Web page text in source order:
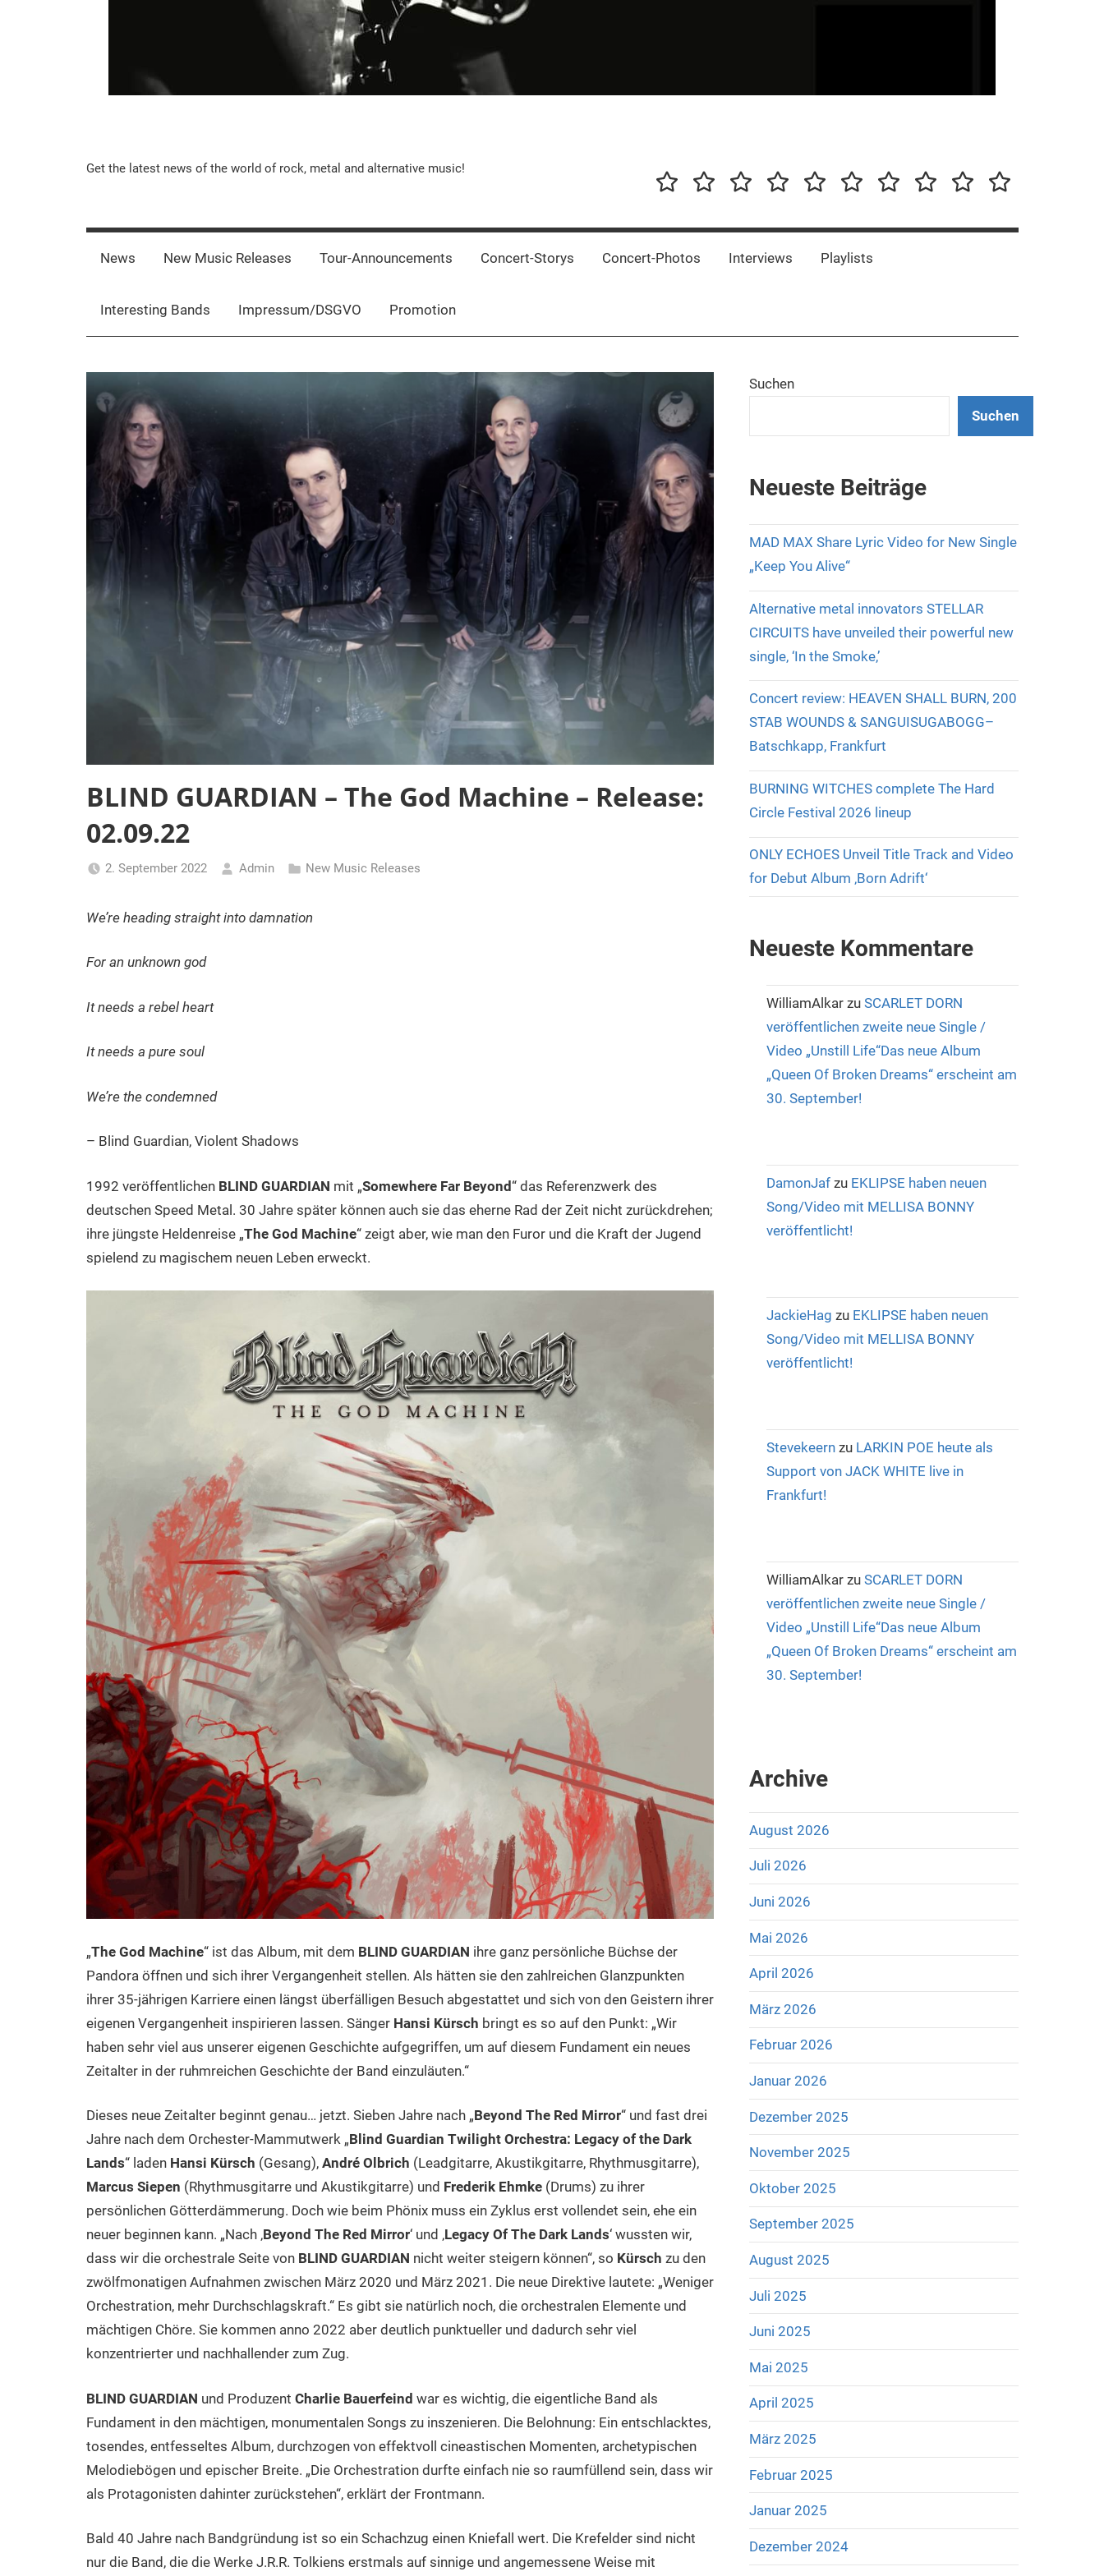
Music-
Rebels.Com
Get the latest news of the world of rock, metal and alternative music!
News
New
Releases
Tour-
Concert-Concert-InterviewsPlaylistsInterestingImpressum/DSGVO
Promotion
News New Music Releases Tour-Announcements Concert-Storys Concert-Photos Interviews Playlists
Interesting Bands Impressum/DSGVO Promotion
BLIND GUARDIAN – The God Machine – Release:
02.09.22
2. September 2022 Admin New Music Releases
We’re heading straight into damnation
For an unknown god
It needs a rebel heart
It needs a pure soul
We’re the condemned
– Blind Guardian, Violent Shadows
1992 veröffentlichen BLIND GUARDIAN mit „Somewhere Far Beyond“ das Referenzwerk des
deutschen Speed Metal. 30 Jahre später können auch sie das eherne Rad der Zeit nicht zurückdrehen;
ihre jüngste Heldenreise „The God Machine“ zeigt aber, wie man den Furor und die Kraft der Jugend
spielend zu magischem neuen Leben erweckt.
„The God Machine“ ist das Album, mit dem BLIND GUARDIAN ihre ganz persönliche Büchse der
Pandora öffnen und sich ihrer Vergangenheit stellen. Als hätten sie den zahlreichen Glanzpunkten
ihrer 35-jährigen Karriere einen längst überfälligen Besuch abgestattet und sich von den Geistern ihrer
eigenen Vergangenheit inspirieren lassen. Sänger Hansi Kürsch bringt es so auf den Punkt: „Wir
haben sehr viel aus unserer eigenen Geschichte aufgegriffen, um auf diesem Fundament ein neues
Zeitalter in der ruhmreichen Geschichte der Band einzuläuten.“
Dieses neue Zeitalter beginnt genau… jetzt. Sieben Jahre nach „Beyond The Red Mirror“ und fast drei
Jahre nach dem Orchester-Mammutwerk „Blind Guardian Twilight Orchestra: Legacy of the Dark
Lands“ laden Hansi Kürsch (Gesang), André Olbrich (Leadgitarre, Akustikgitarre, Rhythmusgitarre),
Marcus Siepen (Rhythmusgitarre und Akustikgitarre) und Frederik Ehmke(Drums) zu ihrer
persönlichen Götterdämmerung. Doch wie beim Phönix muss ein Zyklus erst vollendet sein, ehe ein
neuer beginnen kann. „Nach ‚Beyond The Red Mirror‘ und ‚Legacy Of The Dark Lands‘ wussten wir,
dass wir die orchestrale Seite von BLIND GUARDIAN nicht weiter steigern können“, so Kürsch zu den
zwölfmonatigen Aufnahmen zwischen März 2020 und März 2021. Die neue Direktive lautete: „Weniger
Orchestration, mehr Durchschlagskraft.“ Es gibt sie natürlich noch, die orchestralen Elemente und
mächtigen Chöre. Sie kommen anno 2022 aber deutlich punktueller und dadurch sehr viel
konzentrierter und nachhallender zum Zug.
BLIND GUARDIAN und Produzent Charlie Bauerfeind war es wichtig, die eigentliche Band als
Fundament in den mächtigen, monumentalen Songs zu inszenieren. Die Belohnung: Ein entschlacktes,
tosendes, entfesseltes Album, durchzogen von effektvoll cineastischen Momenten, archetypischen
Melodiebögen und epischer Breite. „Die Orchestration durfte einfach nie so raumfüllend sein, dass wir
als Protagonisten dahinter zurückstehen“, erklärt der Frontmann.
Bald 40 Jahre nach Bandgründung ist so ein Schachzug einen Kniefall wert. Die Krefelder sind nicht
nur die Band, die die Werke J.R.R. Tolkiens erstmals auf sinnige und angemessene Weise mit
Suchen
Suchen
Neueste Beiträge
MAD MAX Share Lyric Video for New Single
„Keep You Alive“
Alternative metal innovators STELLAR
CIRCUITS have unveiled their powerful new
single, ‘In the Smoke,’
Concert review: HEAVEN SHALL BURN, 200
STAB WOUNDS & SANGUISUGABOGG–
Batschkapp, Frankfurt
BURNING WITCHES complete The Hard
Circle Festival 2026 lineup
ONLY ECHOES Unveil Title Track and Video
for Debut Album ‚Born Adrift‘
Neueste Kommentare
WilliamAlkar zu SCARLET DORN
veröffentlichen zweite neue Single /
Video „Unstill Life“Das neue Album
„Queen Of Broken Dreams“ erscheint am
30. September!
DamonJaf zu EKLIPSE haben neuen
Song/Video mit MELLISA BONNY
veröffentlicht!
JackieHag zu EKLIPSE haben neuen
Song/Video mit MELLISA BONNY
veröffentlicht!
Stevekeern zu LARKIN POE heute als
Support von JACK WHITE live in
Frankfurt!
WilliamAlkar zu SCARLET DORN
veröffentlichen zweite neue Single /
Video „Unstill Life“Das neue Album
„Queen Of Broken Dreams“ erscheint am
30. September!
Archive
August 2026
Juli 2026
Juni 2026
Mai 2026
April 2026
März 2026
Februar 2026
Januar 2026
Dezember 2025
November 2025
Oktober 2025
September 2025
August 2025
Juli 2025
Juni 2025
Mai 2025
April 2025
März 2025
Februar 2025
Januar 2025
Dezember 2024